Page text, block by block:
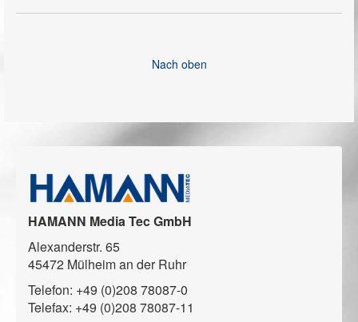
Nach oben
HAMANN Media Tec GmbH
Alexanderstr. 65
45472 Mülheim an der Ruhr
Telefon: +49 (0)208 78087-0
Telefax: +49 (0)208 78087-11